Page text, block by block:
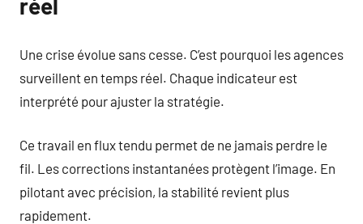
réel
Une crise évolue sans cesse. C’est pourquoi les agences
surveillent en temps réel. Chaque indicateur est
interprété pour ajuster la stratégie.
Ce travail en flux tendu permet de ne jamais perdre le
fil. Les corrections instantanées protègent l’image. En
pilotant avec précision, la stabilité revient plus
rapidement.